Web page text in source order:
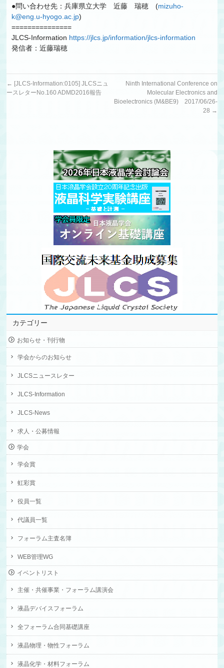
●問い合わせ先：兵庫県立大学 近藤 瑞穂 (mizuho-
k@eng.u-hyogo.ac.jp)
===============
JLCS-Information https://jlcs.jp/information/jlcs-information
発信者：近藤瑞穂
← [JLCS-Information:0105] JLCSニュ
ースレターNo.160 ADMD2016報告
Ninth International Conference on
Molecular Electronics and
Bioelectronics (M&BE9) 2017/06/26-
28 →
カテゴリー
お知らせ・刊行物
学会からのお知らせ
JLCSニュースレター
JLCS-Information
JLCS-News
求人・公募情報
学会
学会賞
虹彩賞
役員一覧
代議員一覧
フォーラム主査名簿
WEB管理WG
イベントリスト
主催・共催事業・フォーラム講演会
液晶デバイスフォーラム
全フォーラム合同基礎講座
液晶物理・物性フォーラム
液晶化学・材料フォーラム